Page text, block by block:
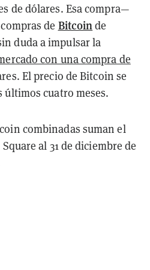
de dólares. Esa compra—
de Bitcoin de
duda a impulsar la
con una compra de
El precio de Bitcoin se
cuatro meses.
combinadas suman el
al 31 de diciembre de